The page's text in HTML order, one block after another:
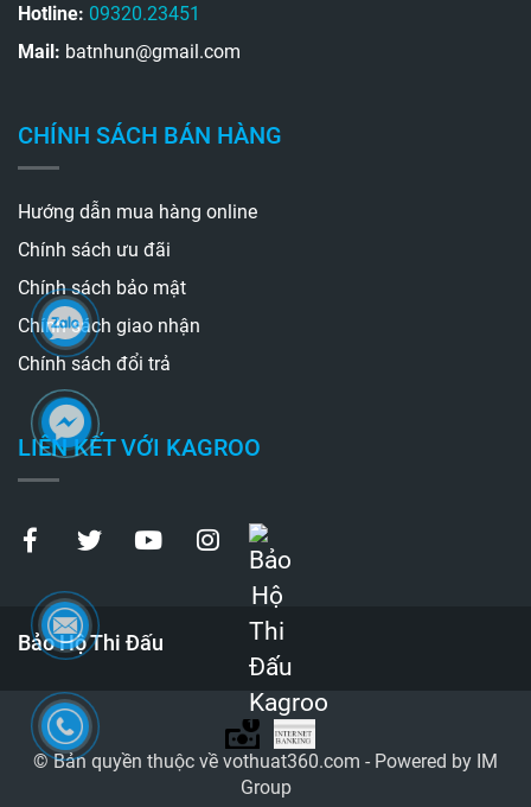
Bảo Hộ Thi Đấu
Hotline: 09320.23451
Mail: batnhun@gmail.com
CHÍNH SÁCH BÁN HÀNG
Hướng dẫn mua hàng online
Chính sách ưu đãi
Chính sách bảo mật
Chính sách giao nhận
Chính sách đổi trả
LIÊN KẾT VỚI KAGROO
© Bản quyền thuộc về vothuat360.com - Powered by IM
Group